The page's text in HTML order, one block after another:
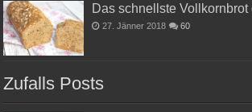
Das schnellste Vollkornbrot
27. Jänner 2018 60
Zufalls Posts